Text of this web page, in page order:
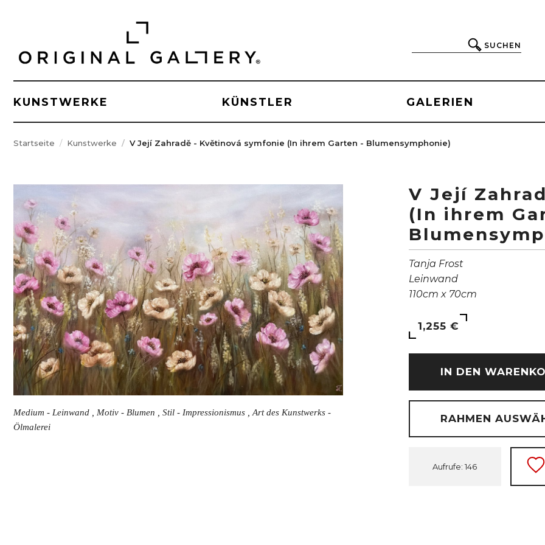
SUCHEN
KUNSTWERKE KÜNSTLER GALERIEN
Startseite Kunstwerke V Její Zahradě - Květinová symfonie (In ihrem Garten - Blumensymphonie)
Medium - Leinwand , Motiv - Blumen , Stil - Impressionismus , Art des Kunstwerks -
Ölmalerei
V Její
(In ihrem
Tanja Frost
Leinwand
110cm x 70cm
1,255 €
IN DEN
RAHMEN
Aufrufe: 146